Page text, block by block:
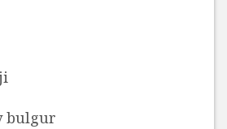
bulgur